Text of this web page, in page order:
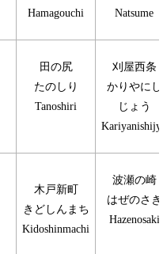
Hamagouchi
Natsume
田の尻
たのしり
Tanoshiri
刈屋西条
かりやにし
じょう
木戸新町
きどしんまち
Kidoshinmachi
波瀬の崎
はぜのさき
Hazenosaki